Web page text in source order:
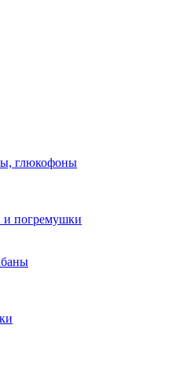
глюкофоны
и погремушки